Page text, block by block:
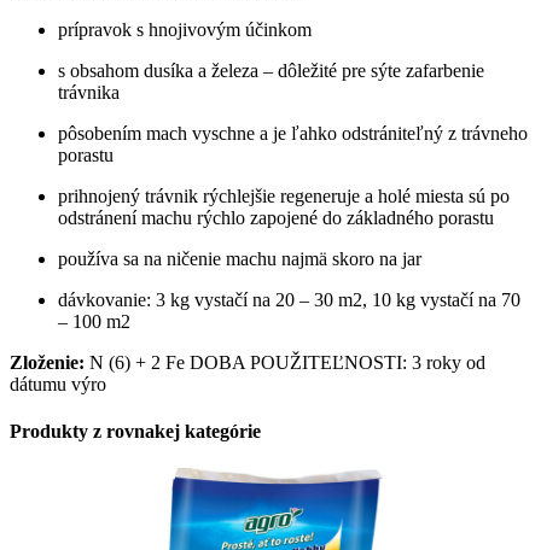
prípravok s hnojivovým účinkom
s obsahom dusíka a železa – dôležité pre sýte zafarbenie
trávnika
pôsobením mach vyschne a je ľahko odstrániteľný z trávneho
porastu
prihnojený trávnik rýchlejšie regeneruje a holé miesta sú po
odstránení machu rýchlo zapojené do základného porastu
používa sa na ničenie machu najmä skoro na jar
dávkovanie: 3 kg vystačí na 20 – 30 m2, 10 kg vystačí na 70
– 100 m2
Zloženie: N (6) + 2 Fe DOBA POUŽITEĽNOSTI: 3 roky od
dátumu výro
Produkty z rovnakej kategórie